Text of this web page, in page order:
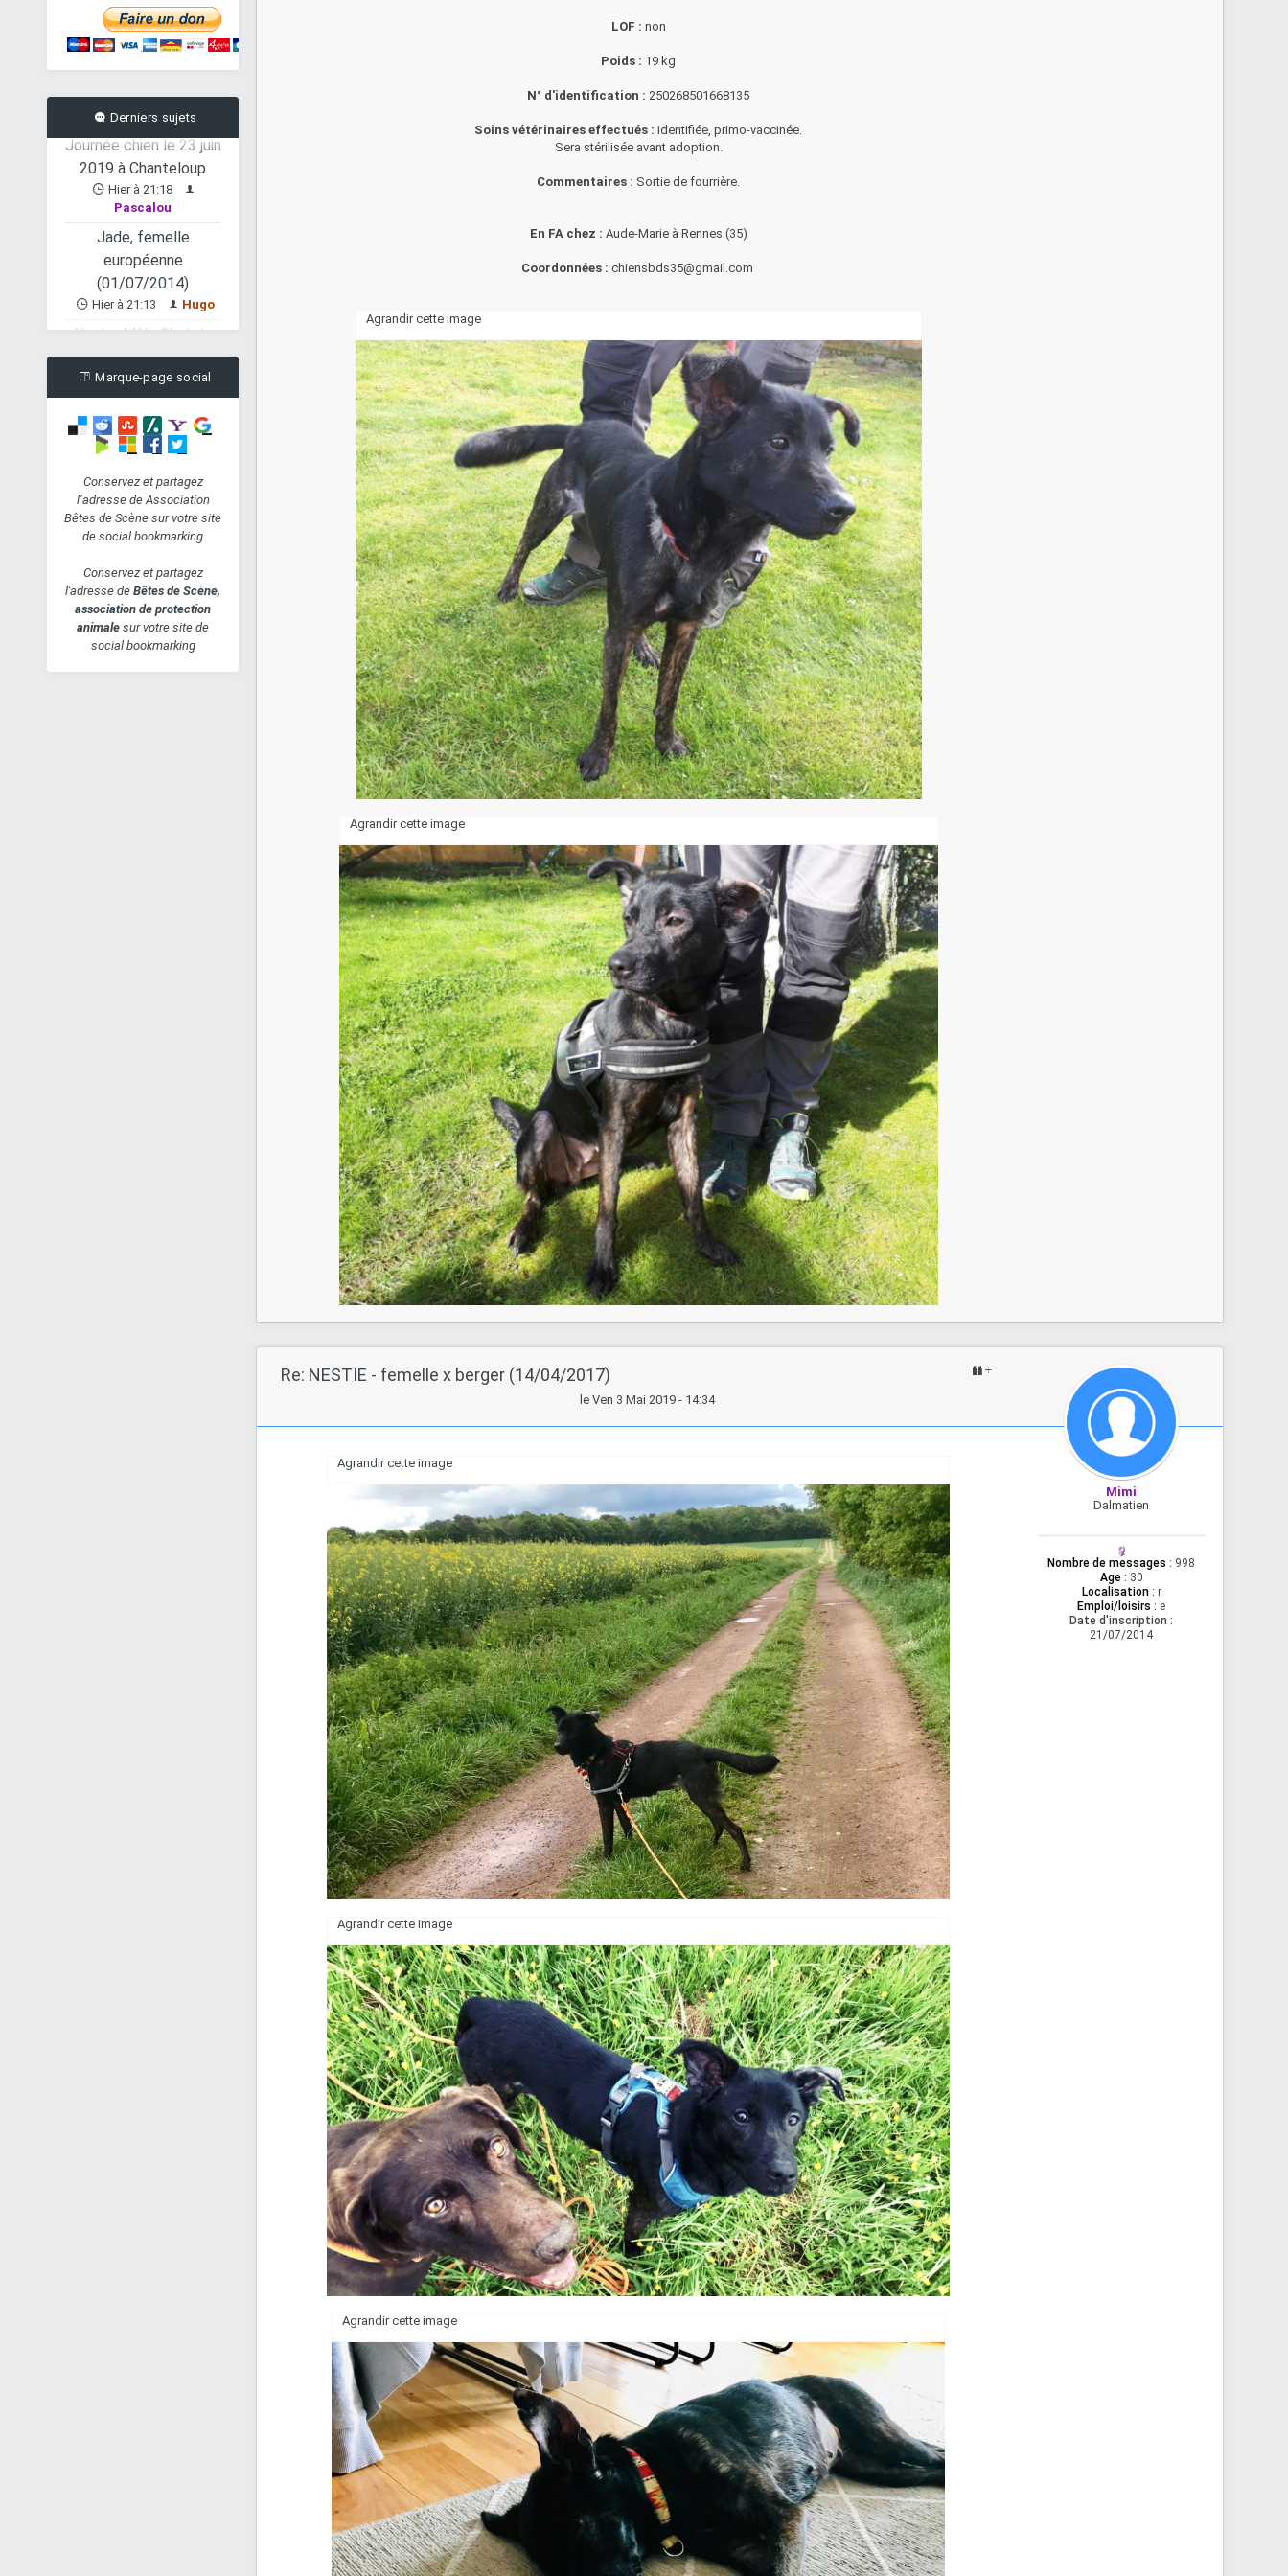
Derniers sujets
Lardy, femelle
européenne
Journée chien le 23 juin
Hier à 21:18
Pascalou
Jade, femelle
européenne
(01/07/2014)
Hier à 21:13 Hugo
Nooky, Mâle Chat de
Marque-page social
Conservez et partagez
l’adresse deAssociation
Bêtes de Scène sur votre site
de social bookmarking
Conservez et partagez
l'adresse deBêtes de Scène,
association de protection
animalesur votre site de
social bookmarking
LOF : non
Poids : 19 kg
N° d'identification : 250268501668135
Soins vétérinaires effectués : identifiée, primo-vaccinée.
Sera stérilisée avant adoption.
Commentaires : Sortie de fourrière.
En FA chez : Aude-Marie à Rennes (35)
Coordonnées : chiensbds35@gmail.com
Agrandir cette image
Agrandir cette image
Mimi
Dalmatien
Nombre de messages : 998
Age : 30
Localisation: r
Emploi/loisirs : e
Date d'inscription :
21/07/2014
Re: NESTIE - femelle x berger (14/04/2017)
le Ven 3 Mai 2019 - 14:34
Agrandir cette image
Agrandir cette image
Agrandir cette image